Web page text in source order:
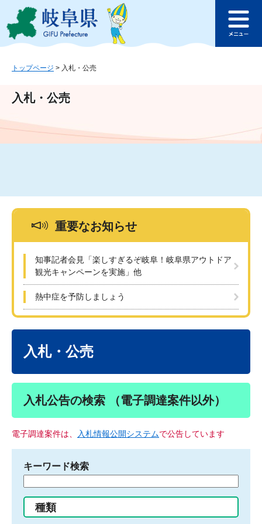
ジ
ュ
文
このページの本文へ
ュ
トップページ > 入札・公売
入札・公売
重要なお知らせ
知事記者会見「楽しすぎるぞ岐阜！岐阜県アウトドア
観光キャンペーンを実施」他
熱中症を予防しましょう
入札・公売
入札公告の検索 （電子調達案件以外）
電子調達案件は、 入札情報公開システムで公告しています
キーワード検索
る
種類